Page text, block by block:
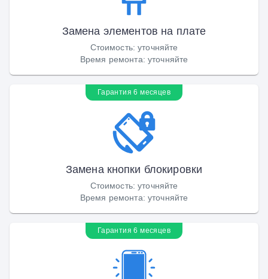
Замена элементов на плате
Стоимость:уточняйте
Время ремонта: уточняйте
Гарантия 6 месяцев
Замена кнопки блокировки
Стоимость:уточняйте
Время ремонта: уточняйте
Гарантия 6 месяцев